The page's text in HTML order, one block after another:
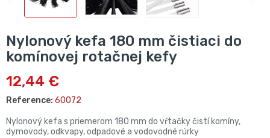
Nylonový kefa 180 mm čistiaci do
komínovej rotačnej kefy
12,44 €
Reference: 60072
Nylonový kefa s priemerom 180 mm do vŕtačky čistí komíny,
dymovody, odkvapy, odpadové a vodovodné rúrky